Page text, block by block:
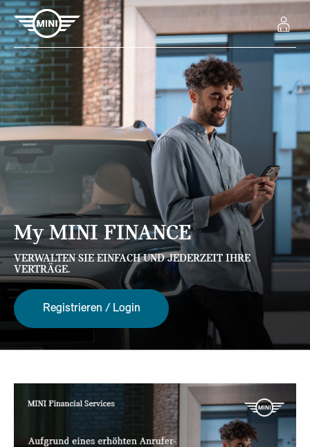
MyMINI FINANCE
VERWALTEN SIE EINFACH UND JEDERZEIT IHRE
VERTRÄGE.
Registrieren / Login